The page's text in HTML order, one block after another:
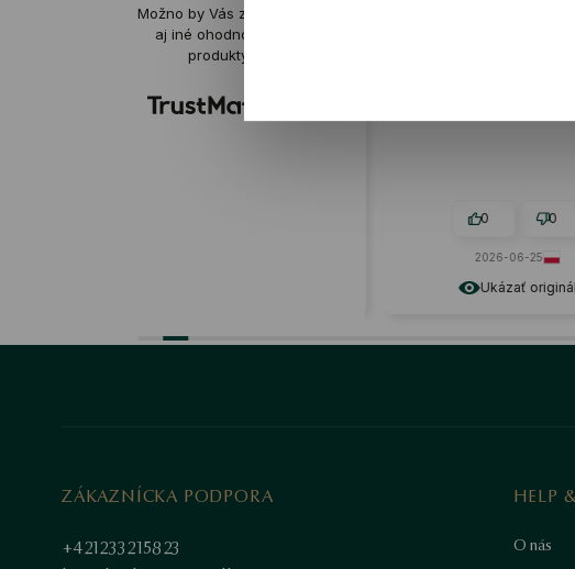
Možno by Vás zaujímali
aj iné ohodnotené
produkty
Magdalena
overené
Každý detail je prepracovaný,
pozoruhodná. ❤️
Ukázať originál
0 0
2026-06-25
ZÁKAZNÍCKA PODPORA
+421233215823
HELP
O nás